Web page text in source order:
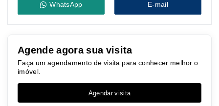
WhatsApp E-mail
Agende agora sua visita
Faça um agendamento de visita para conhecer melhor o
imóvel.
Agendar visita